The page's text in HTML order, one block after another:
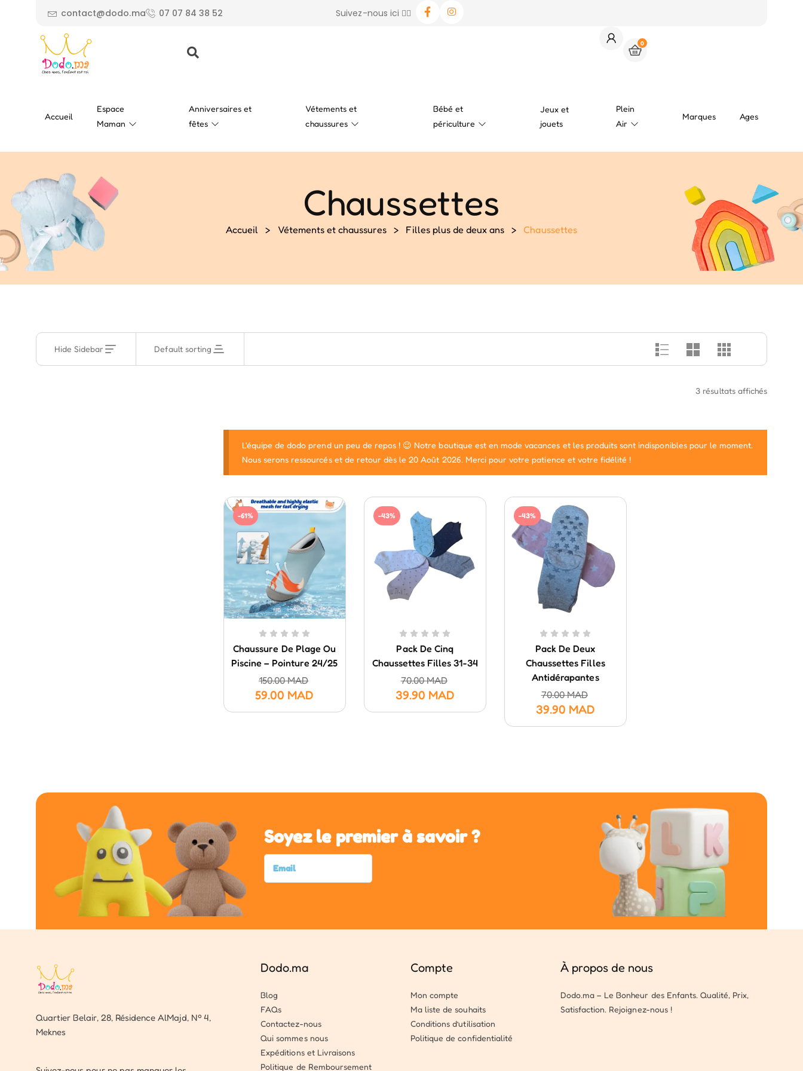
contact@dodo.ma 07 07 84 38 52 Suivez-nous ici 👉🏻
0
Accueil
Espace
Maman
Anniversaires et
fêtes
Vétements et
chaussures
Bébé et
périculture
Jeux et
jouets
Plein
Air
Marques Ages
Chaussettes
Accueil > Vétements et chaussures > Filles plus de deux ans > Chaussettes
Hide Sidebar Default sorting
3 résultats affichés
L'équipe de dodo prend un peu de repos ! 😉 Notre boutique est en mode vacances et les produits sont indisponibles pour le moment.
Nous serons ressourcés et de retour dès le 20 Août 2026. Merci pour votre patience et votre fidélité !
-61%
Chaussure De Plage Ou
Piscine – Pointure 24/25
150.00MAD
59.00 MAD
-43%
Pack De Cinq
Chaussettes Filles 31-34
70.00MAD
39.90 MAD
-43%
Pack De Deux
Chaussettes Filles
Antidérapantes
70.00MAD
39.90 MAD
Soyez le premier à savoir ?
Quartier Belair, 28, Résidence AlMajd, Nº 4,
Meknes
Dodo.ma
Blog
FAQs
Contactez-nous
Qui sommes nous
Expéditions et Livraisons
Politique de Remboursement
Compte
Mon compte
Ma liste de souhaits
Conditions d’utilisation
Politique de confidentialité
À propos de nous
Dodo.ma – Le Bonheur des Enfants. Qualité, Prix,
Satisfaction. Rejoignez-nous !